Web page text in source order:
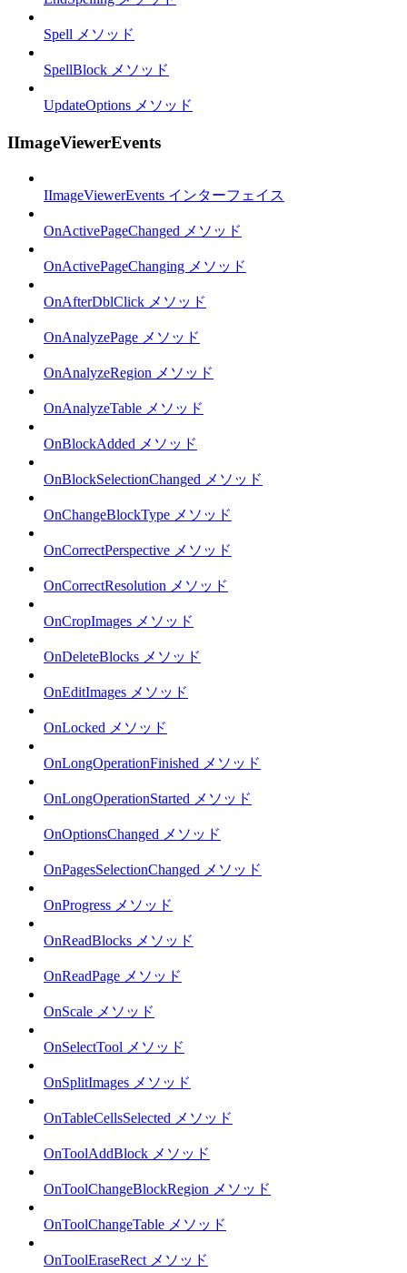
Spell メソッド
SpellBlock メソッド
UpdateOptions メソッド
IImageViewerEvents
IImageViewerEvents インターフェイス
OnActivePageChanged メソッド
OnActivePageChanging メソッド
OnAfterDblClick メソッド
OnAnalyzePage メソッド
OnAnalyzeRegion メソッド
OnAnalyzeTable メソッド
OnBlockAdded メソッド
OnBlockSelectionChanged メソッド
OnChangeBlockType メソッド
OnCorrectPerspective メソッド
OnCorrectResolution メソッド
OnCropImages メソッド
OnDeleteBlocks メソッド
OnEditImages メソッド
OnLocked メソッド
OnLongOperationFinished メソッド
OnLongOperationStarted メソッド
OnOptionsChanged メソッド
OnPagesSelectionChanged メソッド
OnProgress メソッド
OnReadBlocks メソッド
OnReadPage メソッド
OnScale メソッド
OnSelectTool メソッド
OnSplitImages メソッド
OnTableCellsSelected メソッド
OnToolAddBlock メソッド
OnToolChangeBlockRegion メソッド
OnToolChangeTable メソッド
OnToolEraseRect メソッド